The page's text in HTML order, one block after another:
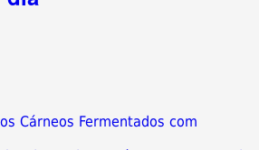
Cárneos Fermentados com